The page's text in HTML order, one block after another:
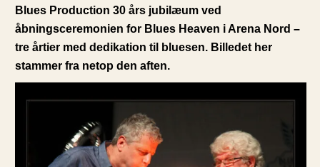
Blues Production 30 års jubilæum ved
åbningsceremonien for Blues Heaven i Arena Nord –
tre årtier med dedikation til bluesen. Billedet her
stammer fra netop den aften.